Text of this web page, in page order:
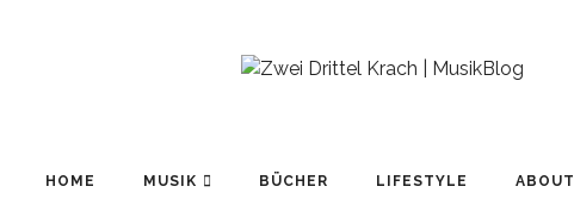
HOME MUSIK BÜCHER LIFESTYLE ABOUT